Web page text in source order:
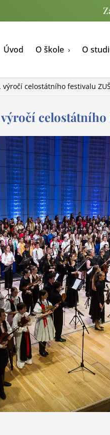
Úvod O škole › O
výročí celostátního festivalu
výročí